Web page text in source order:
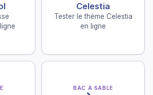
Celestia
Tester le thème Celestia
en ligne
BAC À SABLE